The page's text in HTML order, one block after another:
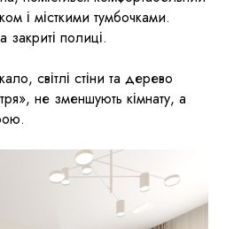
і місткими тумбочками.
полиці.
світлі стіни та дерево
не зменшують кімнату, а